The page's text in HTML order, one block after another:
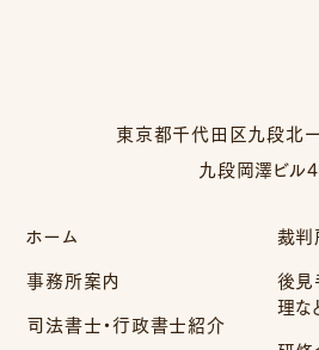
東京都千代田区九段北
九段岡澤ビル
ホーム
事務所案内
司法書士・行政書士紹介
裁
後見
理な